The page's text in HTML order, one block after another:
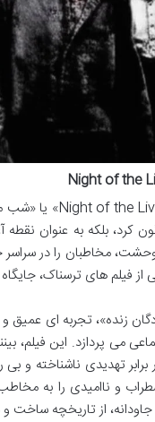
کرد، بلکه به عنوان
مخاطبان را در سراسر
از فیلم های ترسناک،
زنده»، تجربه ای عمیق و
می پردازد. این فیلم،
برابر تهدیدی ناشناخته
و ناامیدی را به مخاطب
از تاریخچه ساخت